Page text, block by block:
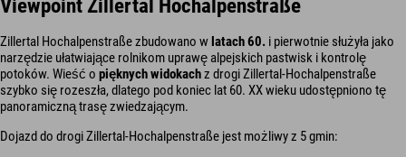
Viewpoint Zillertal Hochalpenstraße
Zillertal Hochalpenstraße zbudowano wlatach 60. i pierwotnie służyła jako
narzędzie ułatwiające rolnikom uprawę alpejskich pastwisk i kontrolę
potoków. Wieść o pięknych widokachz drogi Zillertal-Hochalpenstraße
szybko się rozeszła, dlatego pod koniec lat 60. XX wieku udostępniono tę
panoramiczną trasę zwiedzającym.
Dojazd do drogi Zillertal-Hochalpenstraße jest możliwy z 5 gmin: